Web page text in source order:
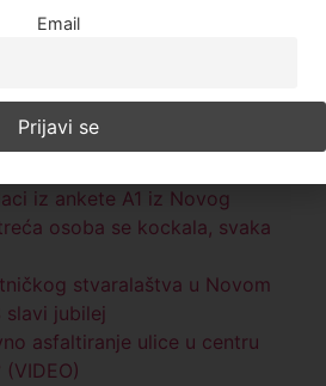
FACTS“ premijerno na Mikser
Pazaru
izlagače za „NOVI
iz ankete A1 iz Novog
osoba se kockala, svaka
stvaralaštva u Novom
slavi jubilej
asfaltiranje ulice u centru